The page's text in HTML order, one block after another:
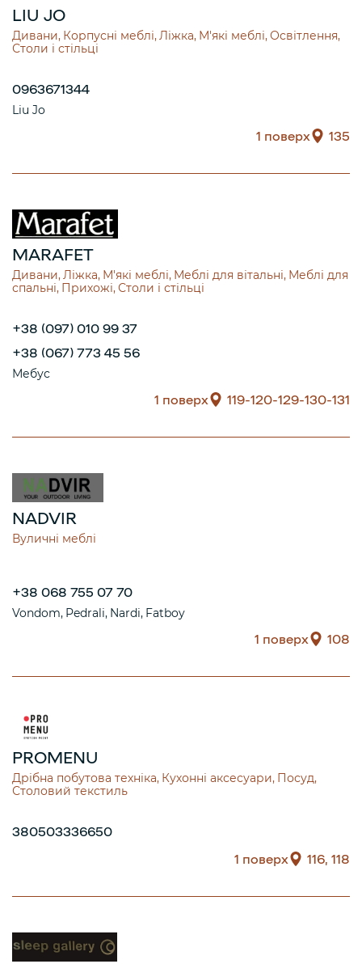
LIU JO
Дивани Корпусні меблі Ліжка М'які меблі Освітлення
Столи і стільці
0963671344
Liu Jo
1 поверх 135
MARAFET
Дивани Ліжка М'які меблі Меблі для вітальні Меблі для
спальні Прихожі Столи і стільці
+38 (097) 010 99 37
+38 (067) 773 45 56
Мебус
1 поверх 119-120-129-130-131
NADVIR
Вуличні меблі
+38 068 755 07 70
Vondom Pedrali Nardi Fatboy
1 поверх 108
PROMENU
Дрібна побутова техніка Кухонні аксесуари Посуд
Столовий текстиль
380503336650
1 поверх
116, 118